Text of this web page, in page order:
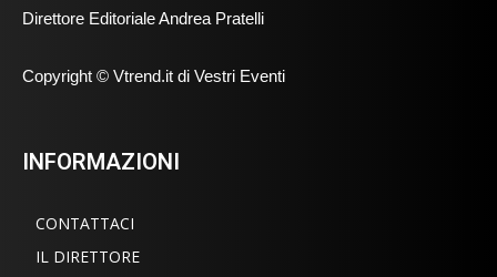
Direttore Editoriale Andrea Pratelli
Copyright © Vtrend.it di Vestri Eventi
INFORMAZIONI
CONTATTACI
IL DIRETTORE